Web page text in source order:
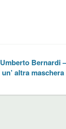
Umberto Bernardi
un’ altra